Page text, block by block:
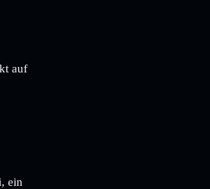
auf
ein